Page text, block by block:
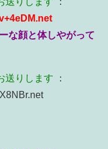
な顔と体しやがって
送りします ：